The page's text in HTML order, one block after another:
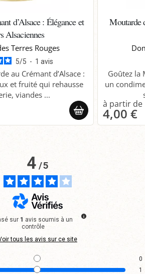
d’Alsace : Élégance et
Alsaciennes
Terres Rouges
5/5 - 1avis
au Crémant d’Alsace :
et fruité qui rehausse
viandes ...
Moutarde
Goûtez la
un
4,00 €
4/5
sur 1 avis soumis à un
contrôle
tous les avis sur ce site
0
1